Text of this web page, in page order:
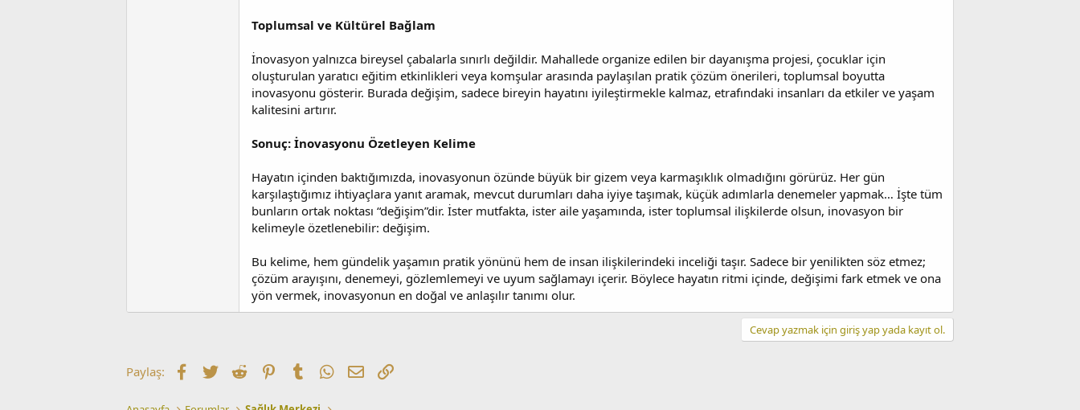
Toplumsal ve Kültürel Bağlam
İnovasyon yalnızca bireysel çabalarla sınırlı değildir. Mahallede organize edilen bir dayanışma projesi, çocuklar için
oluşturulan yaratıcı eğitim etkinlikleri veya komşular arasında paylaşılan pratik çözüm önerileri, toplumsal boyutta
inovasyonu gösterir. Burada değişim, sadece bireyin hayatını iyileştirmekle kalmaz, etrafındaki insanları da etkiler ve yaşam
kalitesini artırır.
Sonuç: İnovasyonu Özetleyen Kelime
Hayatın içinden baktığımızda, inovasyonun özünde büyük bir gizem veya karmaşıklık olmadığını görürüz. Her gün
karşılaştığımız ihtiyaçlara yanıt aramak, mevcut durumları daha iyiye taşımak, küçük adımlarla denemeler yapmak… İşte tüm
bunların ortak noktası “değişim”dir. İster mutfakta, ister aile yaşamında, ister toplumsal ilişkilerde olsun, inovasyon bir
kelimeyle özetlenebilir: değişim.
Bu kelime, hem gündelik yaşamın pratik yönünü hem de insan ilişkilerindeki inceliği taşır. Sadece bir yenilikten söz etmez;
çözüm arayışını, denemeyi, gözlemlemeyi ve uyum sağlamayı içerir. Böylece hayatın ritmi içinde, değişimi fark etmek ve ona
yön vermek, inovasyonun en doğal ve anlaşılır tanımı olur.
Cevap yazmak için giriş yap yada kayıt ol.
Paylaş: Facebook
TwitterReddit PinterestTumblrWhatsApp
E-postaLink